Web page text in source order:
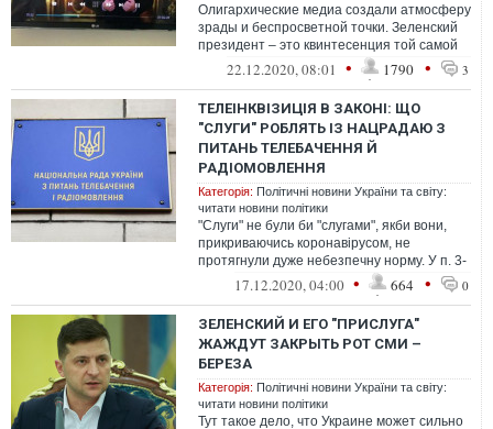
Олигархические медиа создали атмосферу
зрады и беспросветной точки. Зеленский
президент – это квинтесенция той самой
беспросветной тоски
22.12.2020, 08:01 • 1790 • 3
ТЕЛЕІНКВІЗИЦІЯ В ЗАКОНІ: ЩО
"СЛУГИ" РОБЛЯТЬ ІЗ НАЦРАДАЮ З
ПИТАНЬ ТЕЛЕБАЧЕННЯ Й
РАДІОМОВЛЕННЯ
Категорія: Політичні новини України та світу:
читати новини політики
"Слуги" не були би "слугами", якби вони,
прикриваючись коронавірусом, не
протягнули дуже небезпечну норму. У п. 3-
5 прикінцевих положень
17.12.2020, 04:00 • 664 • 0
ЗЕЛЕНСКИЙ И ЕГО "ПРИСЛУГА"
ЖАЖДУТ ЗАКРЫТЬ РОТ СМИ –
БЕРЕЗА
Категорія: Політичні новини України та світу:
читати новини політики
Тут такое дело, что Украине может сильно